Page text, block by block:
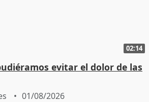
02:14
evitar el dolor de las
01/08/2026